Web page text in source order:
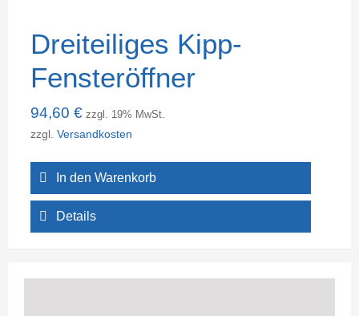
Dreiteiliges Kipp-
Fensteröffner
94,60 € zzgl. 19% MwSt.
zzgl. Versandkosten
In den Warenkorb
Details